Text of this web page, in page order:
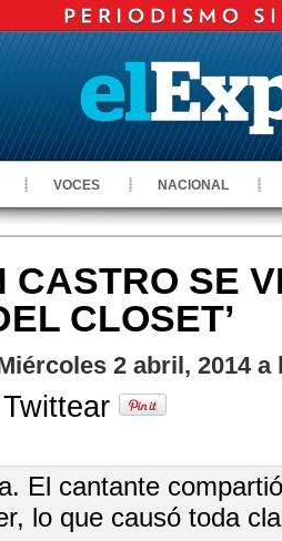
VOCES NACIONAL
CASTRO SE
CLOSET’
2 abril, 2014 a
Twittear